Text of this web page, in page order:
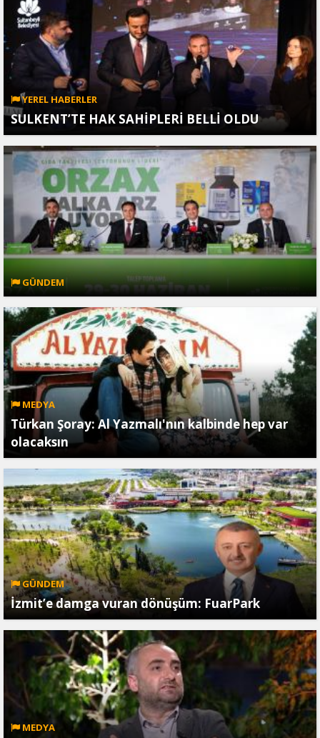
YEREL HABERLER
SULKENT’TE HAK SAHİPLERİ BELLİ OLDU
GÜNDEM
MEDYA
Türkan Şoray: Al Yazmalı'nın kalbinde hep var
olacaksın
GÜNDEM
İzmit’e damga vuran dönüşüm: FuarPark
MEDYA